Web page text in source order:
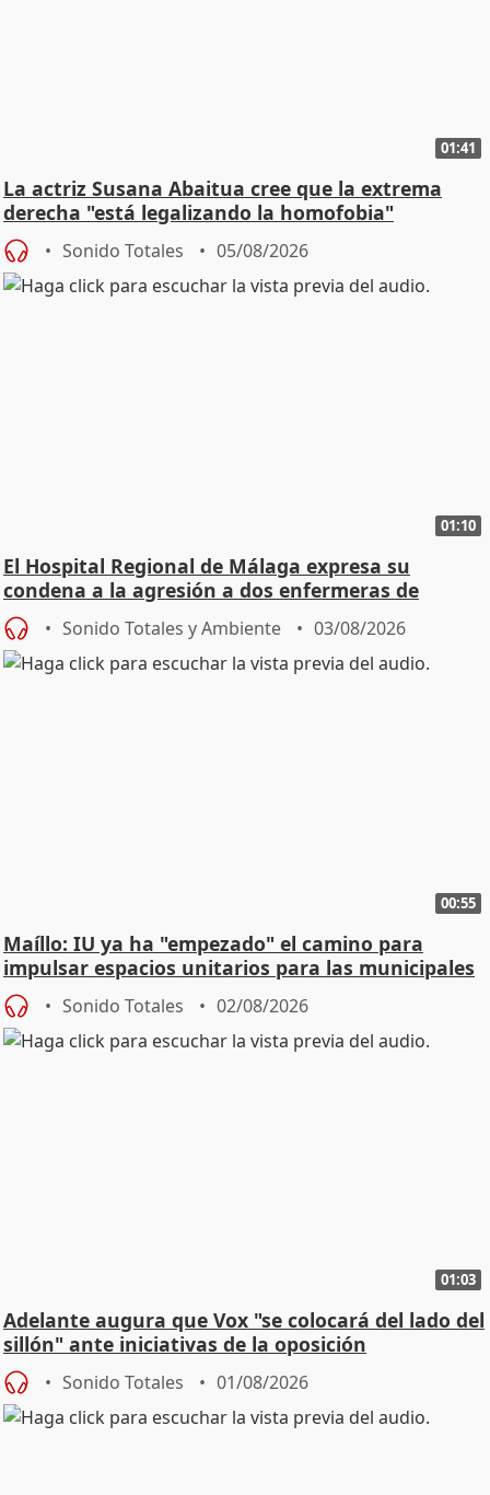
01:41
La actriz Susana Abaitua cree que la extrema
derecha "está legalizando la homofobia"
Sonido Totales 05/08/2026
01:10
El Hospital Regional de Málaga expresa su
condena a la agresión a dos enfermeras de
Urgencias
Sonido Totales y Ambiente 03/08/2026
00:55
Maíllo: IU ya ha "empezado" el camino para
impulsar espacios unitarios para las municipales
Sonido Totales 02/08/2026
01:03
Adelante augura que Vox "se colocará del lado del
sillón" ante iniciativas de la oposición
Sonido Totales 01/08/2026